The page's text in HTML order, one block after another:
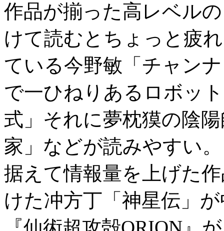
作品が揃った高レベル
けて読むとちょっと疲
ている今野敏「チャン
で一ひねりあるロボッ
式」それに夢枕獏の陰
家」などが読みやすい
据えて情報量を上げた
けた冲方丁「神星伝」